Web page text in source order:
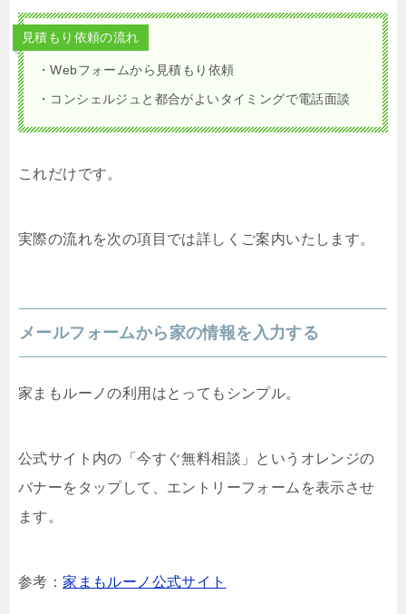
見積もり依頼の流れ
・Webフォームから見積もり依頼
・コンシェルジュと都合がよいタイミングで電話面談
これだけです。
実際の流れを次の項目では詳しくご案内いたします。
メールフォームから家の情報を入力する
家まもルーノの利用はとってもシンプル。
公式サイト内の「今すぐ無料相談」というオレンジの
バナーをタップして、エントリーフォームを表示させ
ます。
参考：家まもルーノ公式サイト